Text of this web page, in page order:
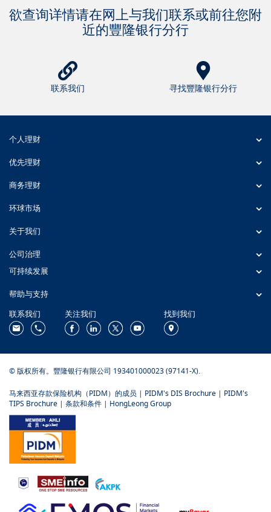
欲查询详情请在网上与我们联系或前往您附
近的豐隆银行分行
联系我们 寻找豐隆银行分行
个人理财
优先理财
商务理财
环球市场
关于我们
公司治理
可持续发展
帮助与支持
联系我们
关注我们 找到我们
© 版权所有。豐隆银行有限公司 193401000023 (97141-X).
马来西亚存款保险机构（PIDM）的成员 | PIDM's DIS Brochure | PIDM's
TIPS Brochure | 条款和条件 | HongLeong Group